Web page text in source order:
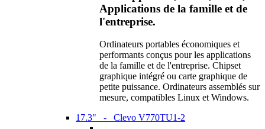
Applications de la famille et de
l'entreprise.
Ordinateurs portables économiques et
performants conçus pour les applications
de la famille et de l'entreprise. Chipset
graphique intégré ou carte graphique de
petite puissance. Ordinateurs assemblés sur
mesure, compatibles Linux et Windows.
17.3" - Clevo V770TU1-2